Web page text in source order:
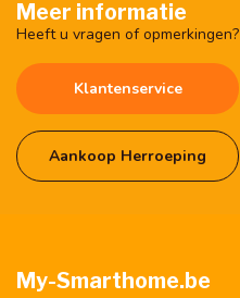
Meer informatie
Heeft u vragen of opmerkingen?
Klantenservice
Aankoop Herroeping
My-Smarthome.be